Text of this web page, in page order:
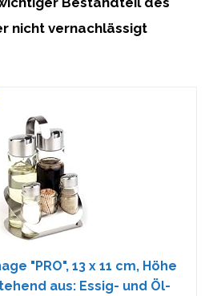
nicht vernachlässigt
"PRO", 13 x 11 cm, Höhe
aus: Essig- und Öl-